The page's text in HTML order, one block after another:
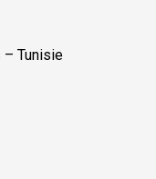
– Tunisie